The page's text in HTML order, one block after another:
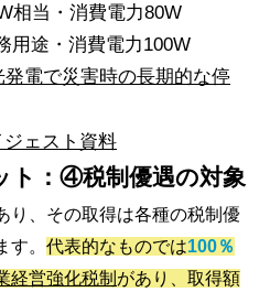
相当・消費電力80W
用途・消費電力100W
電で災害時の長期的な停
ト：④税制優遇の対象
り、その取得は各種の税制優
。 代表的なものでは100％
経営強化税制 があり、取得額